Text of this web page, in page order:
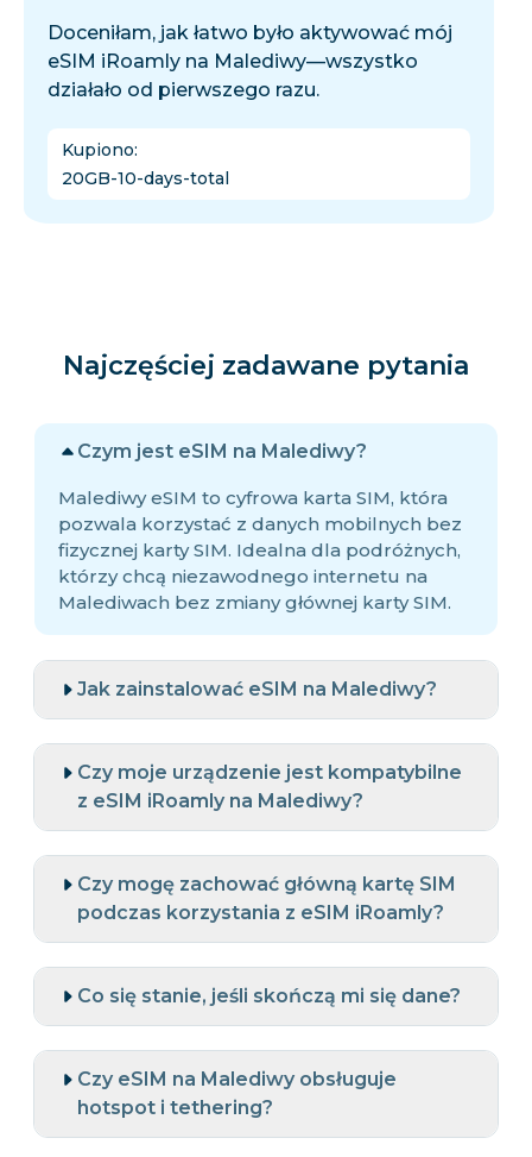
Doceniłam, jak łatwo było aktywować mój
eSIM iRoamly na Malediwy—wszystko
działało od pierwszego razu.
Kupiono:
20GB-10-days-total
Najczęściej zadawane pytania
Czym jest eSIM na Malediwy?
Malediwy eSIM to cyfrowa karta SIM, która
pozwala korzystać z danych mobilnych bez
fizycznej karty SIM. Idealna dla podróżnych,
którzy chcą niezawodnego internetu na
Malediwach bez zmiany głównej karty SIM.
Jak zainstalować eSIM na Malediwy?
Czy moje urządzenie jest kompatybilne
z eSIM iRoamly na Malediwy?
Czy mogę zachować główną kartę SIM
podczas korzystania z eSIM iRoamly?
Co się stanie, jeśli skończą mi się dane?
Czy eSIM na Malediwy obsługuje
hotspot i tethering?